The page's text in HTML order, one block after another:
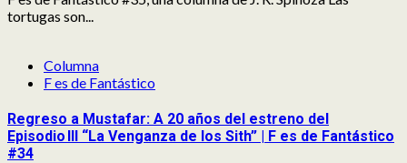
tortugas son...
Columna
F es de Fantástico
Regreso a Mustafar: A 20 años del estreno del
Episodio III “La Venganza de los Sith” | F es de Fantástico
#34